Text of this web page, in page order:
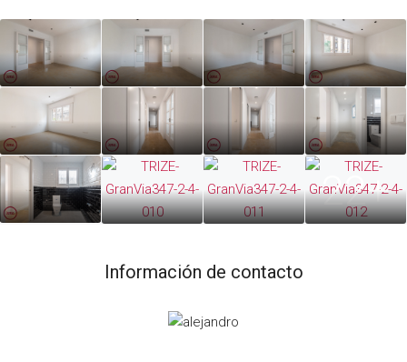
22+
Información de contacto